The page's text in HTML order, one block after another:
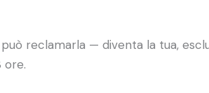
reclamarla — diventa la tua,
ore.